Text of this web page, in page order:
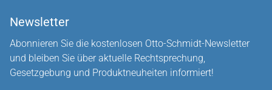
Newsletter
Abonnieren Sie die kostenlosen Otto-Schmidt-Newsletter
und bleiben Sie über aktuelle Rechtsprechung,
Gesetzgebung und Produktneuheiten informiert!